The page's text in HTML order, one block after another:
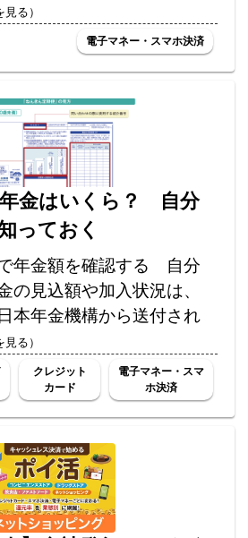
見る）
電子マネー・スマホ決済
金はいくら？ 自分
っておく
年金額を確認する 自分
の見込額や加入状況は、
本年金機構から送付され
見る）
クレジット
カード
電子マネー・スマ
ホ決済